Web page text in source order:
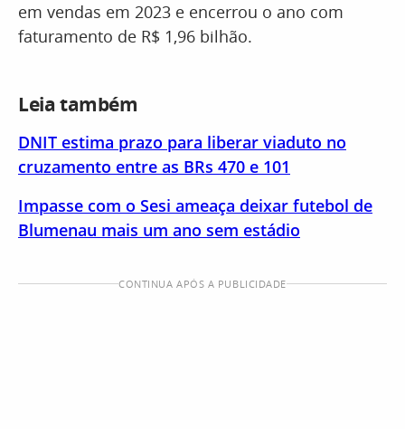
em vendas em 2023 e encerrou o ano com
faturamento de R$ 1,96 bilhão.
Leia também
DNIT estima prazo para liberar viaduto no
cruzamento entre as BRs 470 e 101
Impasse com o Sesi ameaça deixar futebol de
Blumenau mais um ano sem estádio
CONTINUA APÓS A PUBLICIDADE